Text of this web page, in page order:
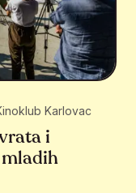
Karlovac
i